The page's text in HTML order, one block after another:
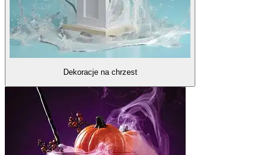
Dekoracje na chrzest